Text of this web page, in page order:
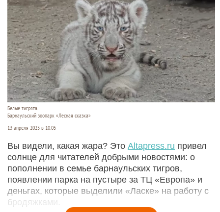
Белые тигрята.
Барнаульский зоопарк «Лесная сказка»
13 апреля 2025 в 10:05
Вы видели, какая жара? Это Altapress.ru привел
солнце для читателей добрыми новостями: о
пополнении в семье барнаульских тигров,
появлении парка на пустыре за ТЦ «Европа» и
деньгах, которые выделили «Ласке» на работу с
бродяжками.